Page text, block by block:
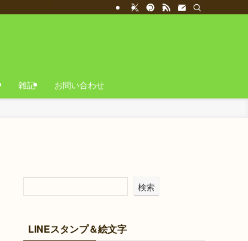
雑記 お問い合わせ
検索
LINEスタンプ＆絵文字